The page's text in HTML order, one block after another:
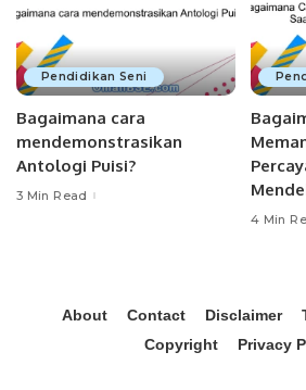
Pendidikan Seni
Bagaimana cara
mendemonstrasikan
Antologi Puisi?
3 Min Read
4 Min
About Contact Disclaimer
Copyright
Privacy